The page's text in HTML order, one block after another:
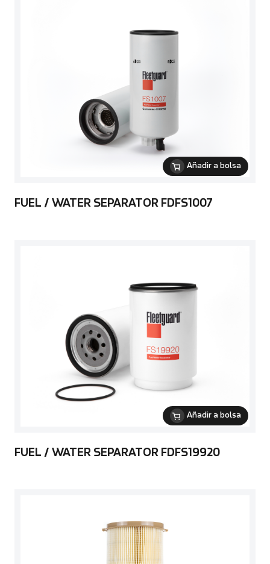
Añadir a bolsa
FUEL / WATER SEPARATOR FDFS1007
Añadir a bolsa
FUEL / WATER SEPARATOR FDFS19920